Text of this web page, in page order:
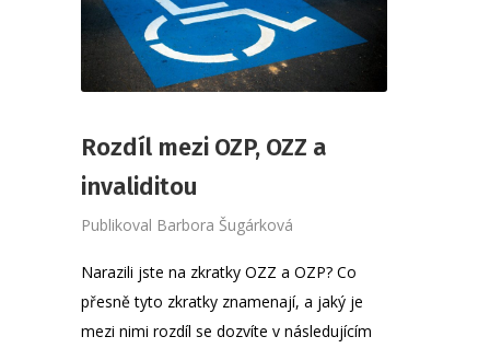
Rozdíl mezi OZP, OZZ a
invaliditou
Publikoval Barbora Šugárková
Narazili jste na zkratky OZZ a OZP? Co
přesně tyto zkratky znamenají, a jaký je
mezi nimi rozdíl se dozvíte v následujícím